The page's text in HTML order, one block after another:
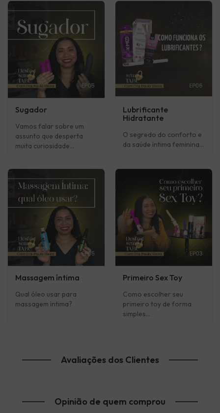
Sugador
Vamos falar sobre um
assunto que desperta
muita curiosidade...
Lubrificante
Hidratante
O segredo do conforto e
da saúde íntima feminina...
Massagem íntima
Qual óleo usar para
massagem íntima?
Primeiro Sex Toy
Como escolher seu
primeiro toy de forma
simples...
Avaliações dos Clientes
Opinião de quem comprou